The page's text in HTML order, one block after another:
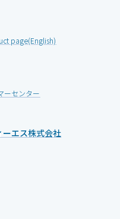
page(English)
ーセンター
エス株式会社